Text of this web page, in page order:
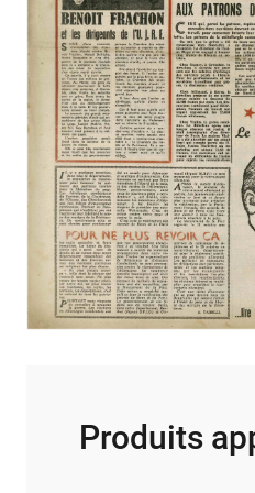
Produits